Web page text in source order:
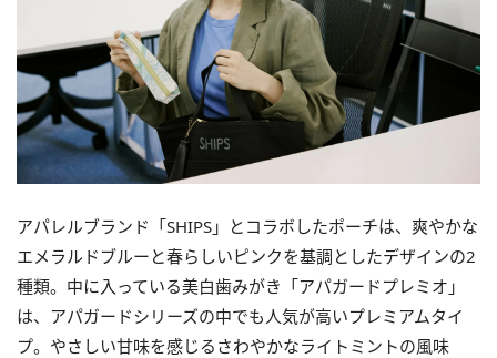
アパレルブランド「SHIPS」とコラボしたポーチは、爽やかな
エメラルドブルーと春らしいピンクを基調としたデザインの2
種類。中に入っている美白歯みがき「アパガードプレミオ」
は、アパガードシリーズの中でも人気が高いプレミアムタイ
プ。やさしい甘味を感じるさわやかなライトミントの風味